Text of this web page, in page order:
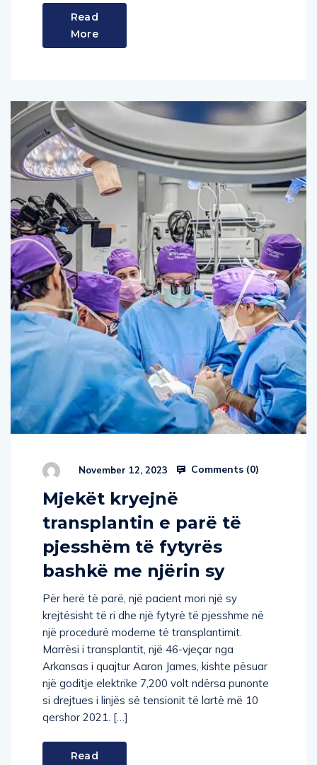
Read
More
November 12, 2023 Comments (0)
Mjekët kryejnë
transplantin e parë të
pjesshëm të fytyrës
bashkë me njërin sy
Për herë të parë, një pacient mori një sy
krejtësisht të ri dhe një fytyrë të pjesshme në
një procedurë moderne të transplantimit.
Marrësi i transplantit, një 46-vjeçar nga
Arkansas i quajtur Aaron James, kishte pësuar
një goditje elektrike 7,200 volt ndërsa punonte
si drejtues i linjës së tensionit të lartë më 10
qershor 2021. […]
Read